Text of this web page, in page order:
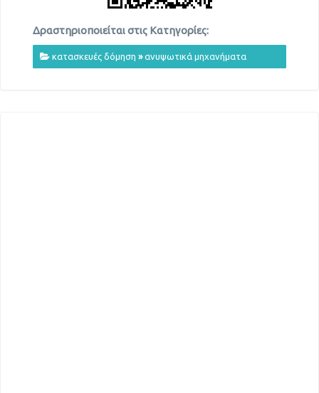
Δραστηριοποιείται στις Κατηγορίες:
κατασκευές δόμηση »ανυψωτικά μηχανήματα